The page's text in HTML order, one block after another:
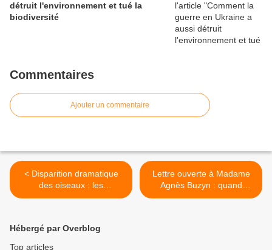
détruit l'environnement et tué la
biodiversité
Commentaires
Ajouter un commentaire
< Disparition dramatique
des oiseaux : les
agriculteurs doivent
Lettre ouverte à Madame
Agnès Buzyn : quand
l'argent détrône la santé >
Hébergé par Overblog
Top articles